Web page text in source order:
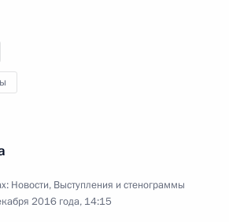
Новости, Выступления и стенограммы
2016 года, 14:15